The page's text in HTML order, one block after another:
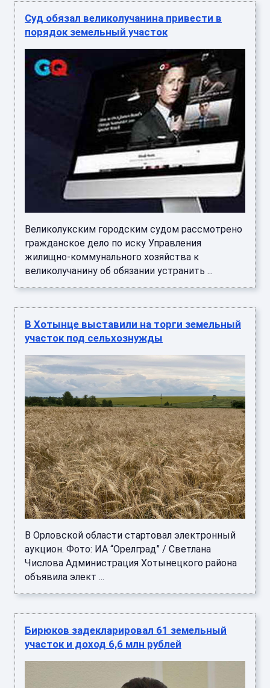
Суд обязал великолучанина привести в
порядок земельный участок
Великолукским городским судом рассмотрено
гражданское дело по иску Управления
жилищно-коммунального хозяйства к
великолучанину об обязании устранить ...
В Хотынце выставили на торги земельный
участок под сельхознужды
В Орловской области стартовал электронный
аукцион. Фото: ИА “Орелград” / Светлана
Числова Администрация Хотынецкого района
объявила элект ...
Бирюков задекларировал 61 земельный
участок и доход 6,6 млн рублей